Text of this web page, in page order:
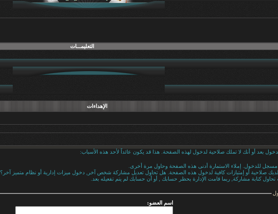
التعليمـــات
الإهداءات
بعد أو أنك لا تملك صلاحية لدخول لهذه الصفحة. هذا قد يكون عائداً لأحد هذه الأسباب:
مسجل للدخول. إملاء الاستمارة أدنى هذه الصفحة وحاول مرة أخرى.
صلاحية أو إمتيازات كافية لدخول هذه الصفحة. هل تحاول تعديل مشاركة شخص آخر, دخول ميزات إدارية أو نظام متميز آخر؟
تحاول كتابة مشاركة, ربما قامت الإدارة بحظر حسابك , أو أن حسابك لم يتم تفعيله بعد.
اسم العضو: